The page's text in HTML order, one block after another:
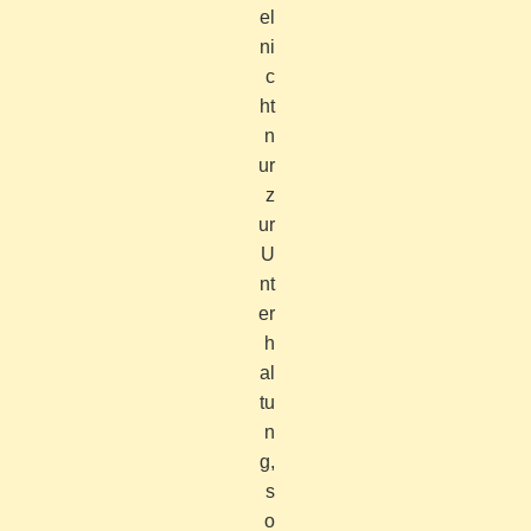
el
ni
c
ht
n
ur
z
ur
U
nt
er
h
al
tu
n
g,
s
o